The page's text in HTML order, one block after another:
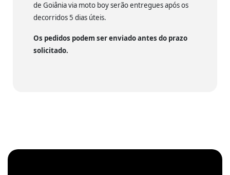
de Goiânia via moto boy serão entregues após os
decorridos 5 dias úteis.
Os pedidos podem ser enviado antes do prazo
solicitado.